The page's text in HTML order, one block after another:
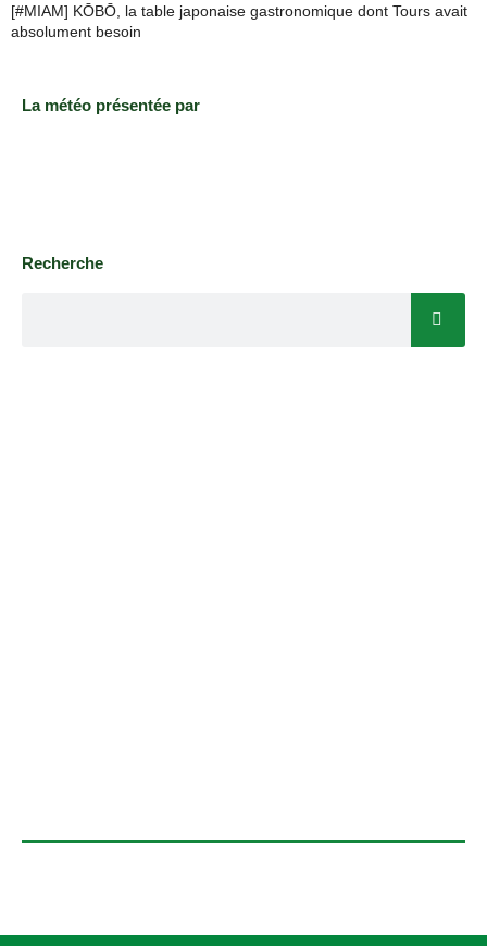
[#MIAM] KŌBŌ, la table japonaise gastronomique dont Tours avait
absolument besoin
La météo présentée par
Recherche